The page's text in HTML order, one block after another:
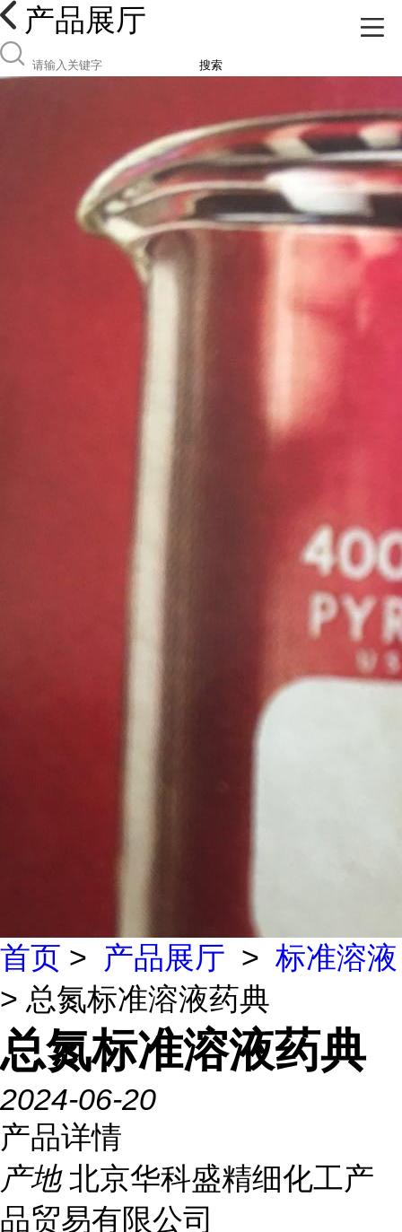
产品展厅
搜索
首页 > 产品展厅 > 标准溶液
> 总氮标准溶液药典
总氮标准溶液药典
2024-06-20
产品详情
产地 北京华科盛精细化工产
品贸易有限公司